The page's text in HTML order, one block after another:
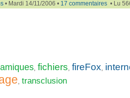
• Mardi 14/11/2006 • 17 commentaires • Lu
, fichiers, fireFox,
, transclusion